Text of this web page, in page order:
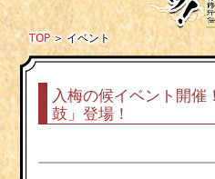
TOP＞イベント
入梅の候イベント開催
鼓」登場！